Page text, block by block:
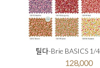
틸다-Brie BASICS 1/
128,000